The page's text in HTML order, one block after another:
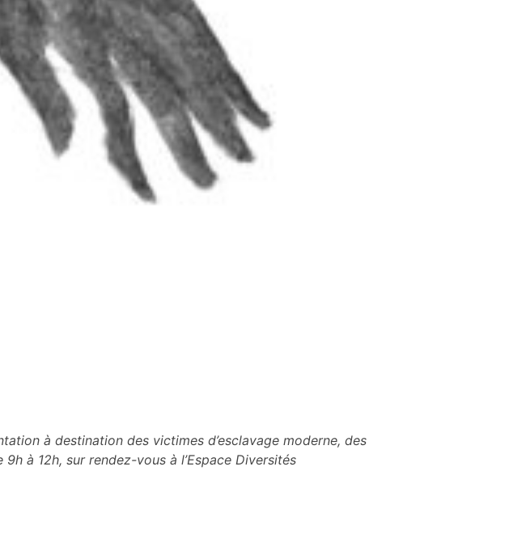
à destination des victimes d’esclavage moderne, des
à 12h, sur rendez-vous à l’Espace Diversités